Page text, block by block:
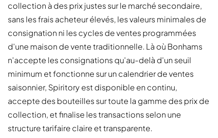
collection à des prix justes sur le marché secondaire,
sans les frais acheteur élevés, les valeurs minimales de
consignation ni les cycles de ventes programmées
d'une maison de vente traditionnelle. Là où Bonhams
n'accepte les consignations qu'au-delà d'un seuil
minimum et fonctionne sur un calendrier de ventes
saisonnier, Spiritory est disponible en continu,
accepte des bouteilles sur toute la gamme des prix de
collection, et finalise les transactions selon une
structure tarifaire claire et transparente.